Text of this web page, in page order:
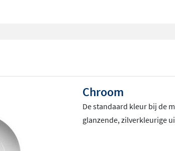
Chroom
De standaard kleur bij de
glanzende, zilverkleurige